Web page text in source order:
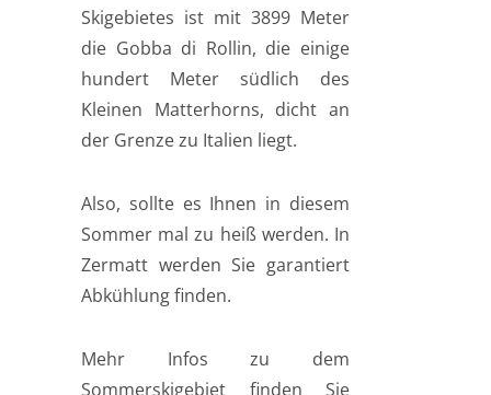
Skigebietes ist mit 3899 Meter
die Gobba di Rollin, die einige
hundert Meter südlich des
Kleinen Matterhorns, dicht an
der Grenze zu Italien liegt.
Also, sollte es Ihnen in diesem
Sommer mal zu heiß werden. In
Zermatt werden Sie garantiert
Abkühlung finden.
Mehr Infos zu dem
Sommerskigebiet finden Sie